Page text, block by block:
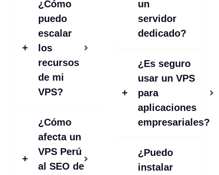
¿Cómo
puedo
escalar
los
recursos
de mi
VPS?
¿Cómo
afecta un
VPS Perú
al SEO de
un
servidor
dedicado?
¿Es seguro
usar un VPS
para
aplicaciones
empresariales?
¿Puedo
instalar